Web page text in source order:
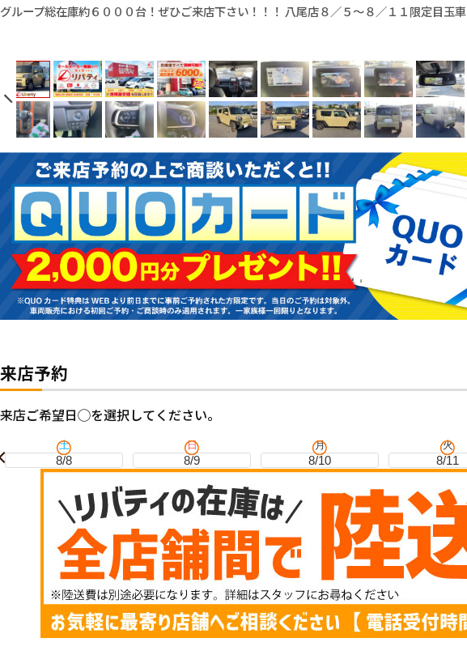
グループ総在庫約６０００台！ぜひご来店下さい！！！ 八尾店８／５〜８／１１限定目玉車
来店予約
来店ご希望日◯を選択してください。
土
8/8
日
8/9
月
8/10
火
8/11